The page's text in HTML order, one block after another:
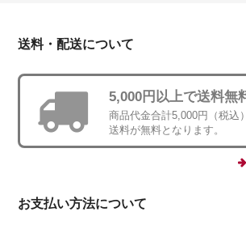
送料・配送について
5,000円以上で送料無
商品代金合計5,000円（税込
送料が無料となります。
お支払い方法について